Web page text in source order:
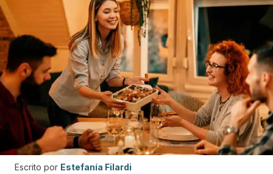
Escrito por Estefanía Filardi